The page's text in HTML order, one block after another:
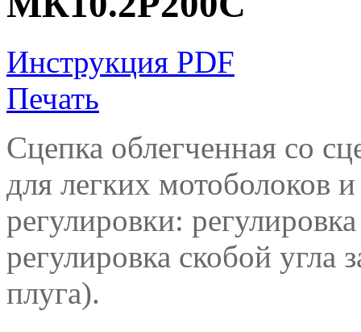
Инструкция PDF
Печать
Сцепка облегченная со
для легких мотоболоков
регулировки:
регулировка скобой угла
плуга).